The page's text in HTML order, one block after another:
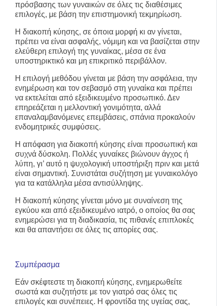
πρόσβασης των γυναικών σε όλες τις διαθέσιμες
επιλογές, με βάση την επιστημονική τεκμηρίωση.
Η διακοπή κύησης, σε όποια μορφή κι αν γίνεται,
πρέπει να είναι ασφαλής, νόμιμη και να βασίζεται στην
ελεύθερη επιλογή της γυναίκας, μέσα σε ένα
υποστηρικτικό και μη επικριτικό περιβάλλον.
Η επιλογή μεθόδου γίνεται με βάση την ασφάλεια, την
ενημέρωση και τον σεβασμό στη γυναίκα και πρέπει
να εκτελείται από εξειδικευμένο προσωπικό. Δεν
επηρεάζεται η μελλοντική γονιμότητα, αλλά
επαναλαμβανόμενες επεμβάσεις, σπάνια προκαλούν
ενδομητρικές συμφύσεις.
Η απόφαση για διακοπή κύησης είναι προσωπική και
συχνά δύσκολη. Πολλές γυναίκες βιώνουν άγχος ή
λύπη, γι’ αυτό η ψυχολογική υποστήριξη πριν και μετά
είναι σημαντική. Συνιστάται συζήτηση με γυναικολόγο
για τα κατάλληλα μέσα αντισύλληψης.
Η διακοπή κύησης γίνεται μόνο με συναίνεση της
εγκύου και από εξειδικευμένο ιατρό, ο οποίος θα σας
ενημερώσει για τη διαδικασία, τις πιθανές επιπλοκές
και θα απαντήσει σε όλες τις απορίες σας.
Συμπέρασμα
Εάν σκέφτεστε τη διακοπή κύησης, ενημερωθείτε
σωστά και συζητήστε με τον γιατρό σας όλες τις
επιλογές και συνέπειες. Η φροντίδα της υγείας σας,